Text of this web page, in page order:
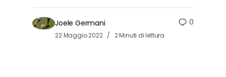
Joele Germani
22 Maggio 2022 2 Minuti di lettura
0